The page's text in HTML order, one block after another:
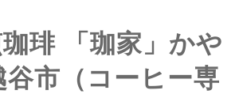
琲 「珈家」かや
市（コーヒー専